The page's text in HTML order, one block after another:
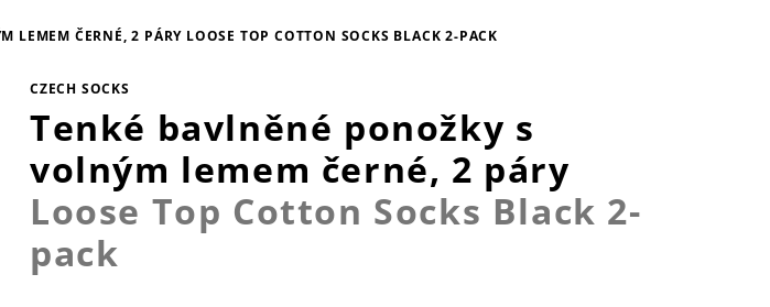
LEMEM ČERNÉ, 2 PÁRY LOOSE TOP COTTON SOCKS BLACK 2-PACK
CZECH SOCKS
Tenké bavlněné ponožky s
volným lemem černé, 2 páry
Loose Top Cotton Socks Black 2-
pack